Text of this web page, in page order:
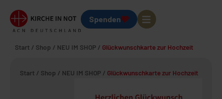
Spenden
Start / Shop / NEU IM SHOP / Glückwunschkarte zur Hochzeit
Start / Shop / NEU IM SHOP / Glückwunschkarte zur Hochzeit